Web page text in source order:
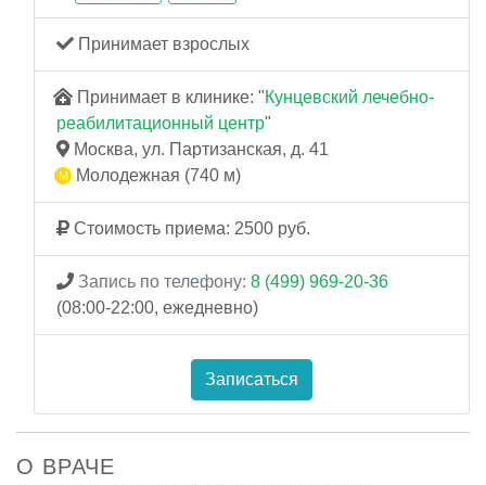
Принимает взрослых
Принимает в клинике: "Кунцевский лечебно-
реабилитационный центр"
Москва, ул. Партизанская, д. 41
Молодежная (740 м)
Стоимость приема: 2500 руб.
Запись по телефону: 8 (499) 969-20-36
(08:00-22:00, ежедневно)
Записаться
О ВРАЧЕ